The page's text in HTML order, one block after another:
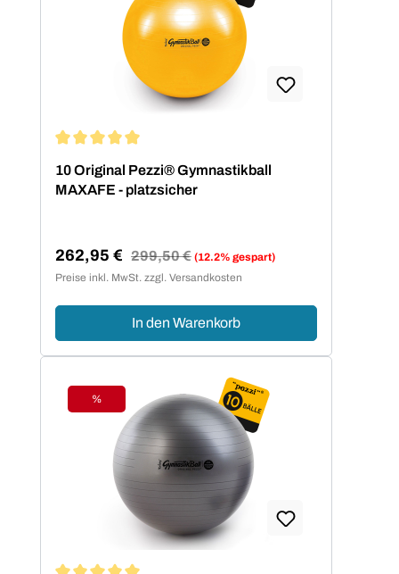
10 Original Pezzi® Gymnastikball
MAXAFE - platzsicher
Verkaufspreis:
262,95 € Regulärer Preis:
299,50 € (12.2% gespart)
Preise inkl. MwSt. zzgl. Versandkosten
In den Warenkorb
Rabatt
%